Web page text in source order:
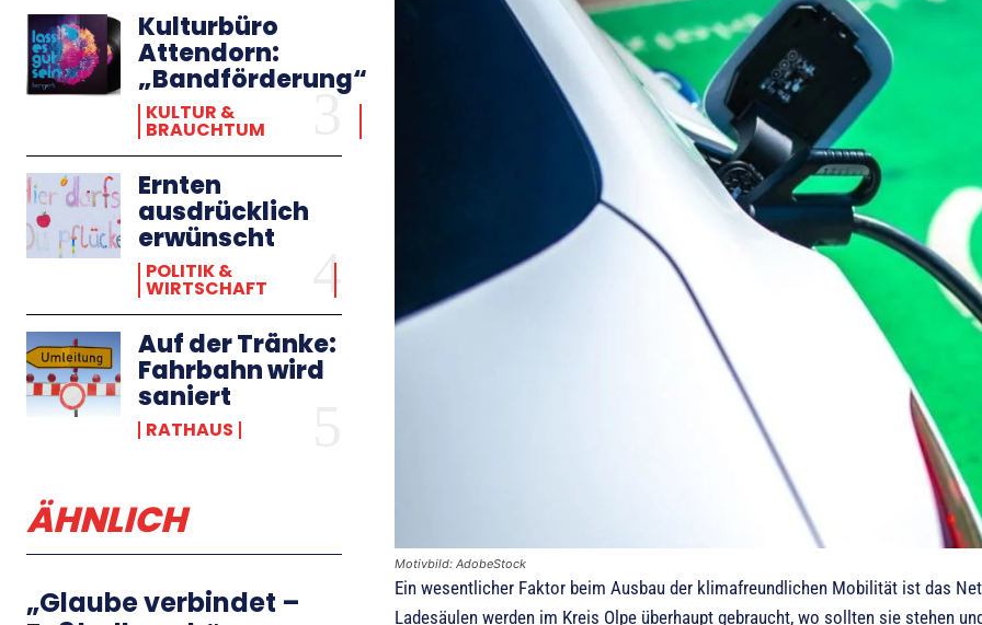
Kulturbüro
Attendorn:
„Bandförderung“
KULTUR &
BRAUCHTUM
Ernten
ausdrücklich
erwünscht
POLITIK &
WIRTSCHAFT
Auf der Tränke:
Fahrbahn wird
saniert
RATHAUS
ÄHNLICH
„Glaube verbindet –
Motivbild: AdobeStock
Ein wesentlicher Faktor beim Ausbau der klimafreundlichen Mobilität ist das
Ladesäulen werden im Kreis Olpe überhaupt gebraucht, wo sollten sie stehen